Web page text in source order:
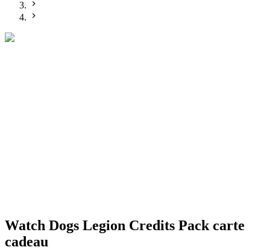
Watch Dogs Legion Credits Pack carte
cadeau